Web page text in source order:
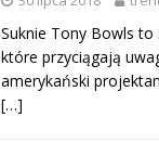
Suknie Tony Bowls
które przyciągają
amerykański
[…]